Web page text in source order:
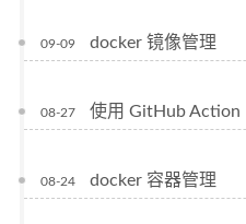
09-09 docker 镜像管理
08-27 使用 GitHub Action
08-24 docker 容器管理